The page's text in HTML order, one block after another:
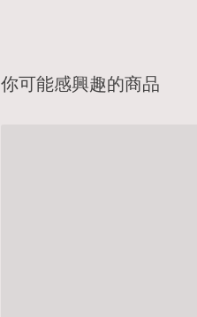
你可能感興趣的商品